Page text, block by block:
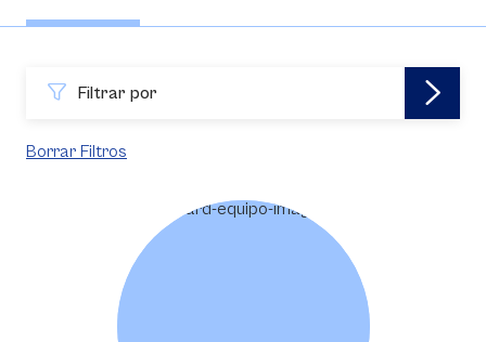
Filtrar por
Borrar Filtros